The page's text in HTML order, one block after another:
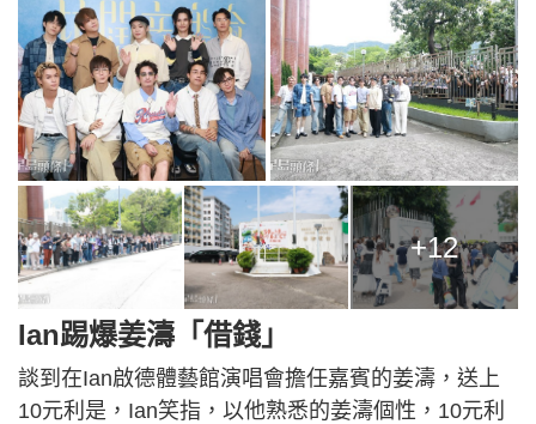
+12
Ian踢爆姜濤「借錢」
談到在Ian啟德體藝館演唱會擔任嘉賓的姜濤，送上
10元利是，Ian笑指，以他熟悉的姜濤個性，10元利